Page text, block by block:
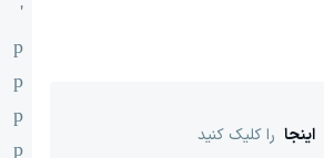
اینجا را کلیک کنید